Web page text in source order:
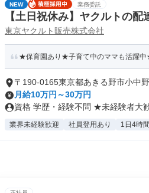
NEW 業務委託
【土日祝休み】ヤクルトの
東京ヤクルト販売株式会社
★保育園あり★子育て中のママも活躍
〒190-0165東京都あきる野市小中野
月給10万円～30万円
資格 学歴・経験不問 ★未経験者大
業界未経験歓迎 社員登用あり 1日4時